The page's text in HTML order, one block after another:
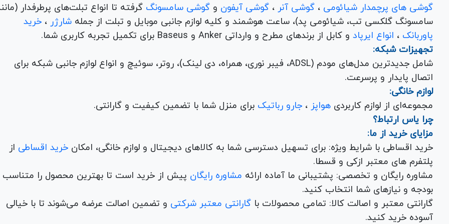
گوشی های پرچمدار شیائومی ، گوشی آنر ، گوشی آیفون گوشی سامسونگ گرفته تا انواع تبلت‌های پرطرفدار
سامسونگ گلکسی تب، شیائومی پد)، ساعت هوشمند و کلیه لوازم جانبی موبایل و تبلت از جملهشارژر ، خرید
پاوربانک ، انواع ایرپاد
تجهیزات شبکه:
شامل جدیدترین مدل‌های مودم (ADSL، فیبر نوری، همراه، دی لینک)، روتر، سوئیچ و انواع لوازم جانبی شبکه برای
اتصال پایدار و پرسرعت.
لوازم خانگی:
مجموعه‌ای از لوازم کاربردیهواپز ، جارو رباتیک برای منزل شما با تضمین کیفیت و گارانتی.
چرا یاس ارتباط؟
مزایای خرید از ما:
خرید اقساطی با شرایط ویژه: برای تسهیل دسترسی شما به کالاهای دیجیتال و لوازم خانگی، امکانخرید اقساطی از
پلتفرم های معتبر ازکی و قسطا.
مشاوره رایگان و تخصصی: پشتیبانی ما آماده ارائه مشاوره رایگان پیش از خرید است تا بهترین محصول را متناسب
بودجه و نیازهای شما انتخاب کنید.
گارانتی معتبر و اصالت کالا: تمامی محصولات باگارانتی معتبر شرکتی و تضمین اصالت عرضه می‌شوند تا با خیالی
آسوده خرید کنید.